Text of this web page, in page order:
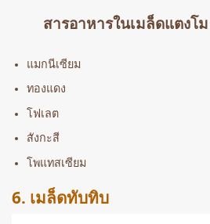
สารอาหารในเมล็ดแตงโม
แมกนีเซียม
ทองแดง
โฟเลต
สังกะสี
โพแทสเซียม
6. เมล็ดทับทิบ